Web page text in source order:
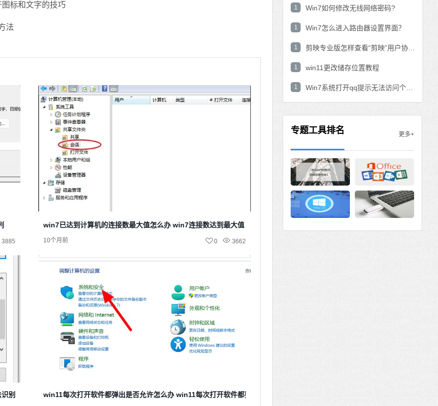
标和文字的技巧
法
3885
win7已达到计算机的连接数最大值怎么办 win7连接数达到最大值
10个月前 3662
0
别网络 win11每次打开软件都弹出是否允许怎么办 win11每次打开软件都要确认
1 Win7如何修改无线网络密码?
1 Win7怎么进入路由器设置界面？
1
1 win11更改储存位置教程
1
专题工具排名 更多+